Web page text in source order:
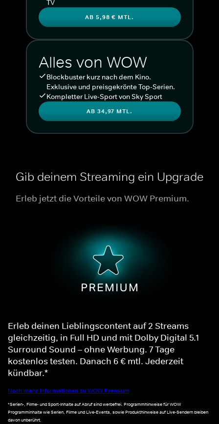
TV
AB 5,98 € MTL.
Alles von WOW
Blockbuster kurz nach dem Kino.
Exklusive und preisgekrönte Top-Serien.
Kompletter Live-Sport von Sky Sport
AB 34,97 MTL.
Gib deinem Streaming ein Upgrade
Erleb jetzt die Vorteile von WOW Premium.
Erleb deinen Lieblingscontent auf 2 Streams
gleichzeitig, in Full HD und mit Dolby Digital 5.1
Surround Sound – ohne Werbung. 7 Tage
kostenlos testen. Danach 6 € mtl. Jederzeit
kündbar.*
Noch mehr Informationen zu WOW Premium
*Serien-, Filme- und Sport-Inhalte auf Abruf sind werbefrei. Programmhinweise für WOW
Programminhalte wie Serien, Filme und Live-Events, sowie Produkthinweise auf Live-Sendern bleiben
davon unberührt.